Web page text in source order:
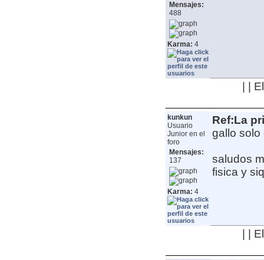
Mensajes:
488
Karma: 4
| |
kunkun
Usuario
Junior en el
foro
Mensajes:
137
Karma: 4
Ref:La
gallo solo
saludos
fisica y
| |